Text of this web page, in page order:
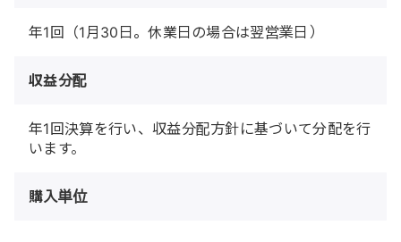
年1回（1月30日。休業日の場合は翌営業日）
収益分配
年1回決算を行い、収益分配方針に基づいて分配を行
います。
購入単位